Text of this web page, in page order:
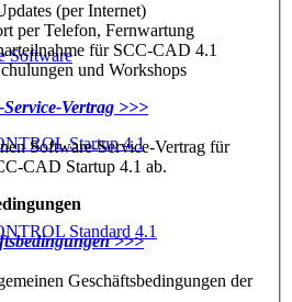
Software
Startup 4.1
Standard 4.1
(per Internet)
per Telefon, Fernwartung
für SCC-CAD 4.1
und Workshops
Vertrag >>>
Software-Service-Vertrag für
CAD Startup 4.1 ab.
>>>
Geschäftsbedingungen der